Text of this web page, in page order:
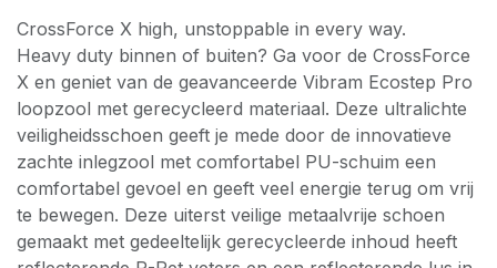
CrossForce X high, unstoppable in every way.
Heavy duty binnen of buiten? Ga voor de CrossForce
X en geniet van de geavanceerde Vibram Ecostep Pro
loopzool met gerecycleerd materiaal. Deze ultralichte
veiligheidsschoen geeft je mede door de innovatieve
zachte inlegzool met comfortabel PU-schuim een
comfortabel gevoel en geeft veel energie terug om vrij
te bewegen. Deze uiterst veilige metaalvrije schoen
gemaakt met gedeeltelijk gerecycleerde inhoud heeft